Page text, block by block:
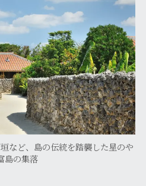
など、島の伝統を踏襲した星のや
島の集落